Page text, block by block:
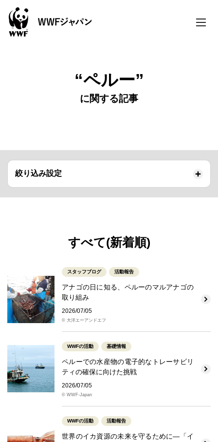
toggle
“ペルー”
に関する記事
絞り込み設定
すべて(新着順)
スタッフブログ 活動報告
アナゴの日に知る、ペルーのマルアナゴの
取り組み
2026/07/05
© 大洋エーアンドエフ
WWFの活動 基礎情報
ペルーでの水産物の電子的なトレーサビリ
ティの確保に向けた挑戦
2026/07/05
© WWF-Japan
WWFの活動 活動報告
世界のイカ資源の未来を守るために―「イ